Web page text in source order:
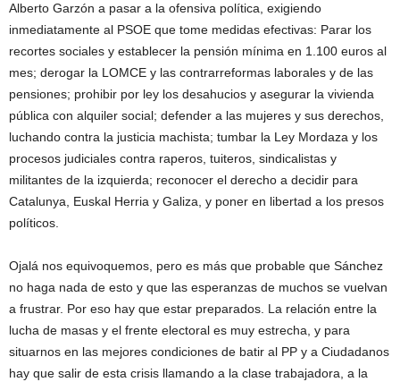
Alberto Garzón a pasar a la ofensiva política, exigiendo
inmediatamente al PSOE que tome medidas efectivas: Parar los
recortes sociales y establecer la pensión mínima en 1.100 euros al
mes; derogar la LOMCE y las contrarreformas laborales y de las
pensiones; prohibir por ley los desahucios y asegurar la vivienda
pública con alquiler social; defender a las mujeres y sus derechos,
luchando contra la justicia machista; tumbar la Ley Mordaza y los
procesos judiciales contra raperos, tuiteros, sindicalistas y
militantes de la izquierda; reconocer el derecho a decidir para
Catalunya, Euskal Herria y Galiza, y poner en libertad a los presos
políticos.
Ojalá nos equivoquemos, pero es más que probable que Sánchez
no haga nada de esto y que las esperanzas de muchos se vuelvan
a frustrar. Por eso hay que estar preparados. La relación entre la
lucha de masas y el frente electoral es muy estrecha, y para
situarnos en las mejores condiciones de batir al PP y a Ciudadanos
hay que salir de esta crisis llamando a la clase trabajadora, a la